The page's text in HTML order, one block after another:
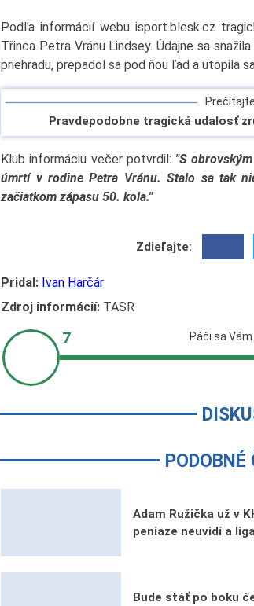
Podľa informácií webu isport.blesk.cz
Třinca Petra Vránu Lindsey. Údajne sa
priehradu, prepadol sa pod ňou ľad a utopila
Pravdepodobne tragická udalosť
Klub informáciu večer potvrdil: "S
úmrtí v rodine Petra Vránu. Stalo sa tak
začiatkom zápasu 50. kola."
Zdieľajte:
Pridal: Ivan Harčár
Zdroj informácií: TASR
Adam Ružička už v
peniaze neuvidí a
Bude stáť po boku